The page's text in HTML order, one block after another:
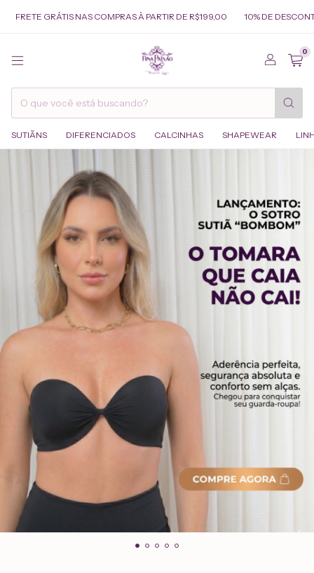
NAS COMPRAS À PARTIR DE R$199,00 10% DE DESCONTO USANDO O
0
SUTIÃNS DIFERENCIADOS CALCINHAS SHAPEWEAR